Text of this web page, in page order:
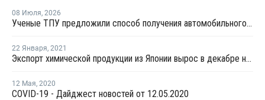
08 Июля, 2026
Ученые ТПУ предложили способ получения автомобильного бензина из пластиковых отходов
22 Января, 2021
Экспорт химической продукции из Японии вырос в декабре на 10%
12 Мая, 2020
COVID-19 - Дайджест новостей от 12.05.2020